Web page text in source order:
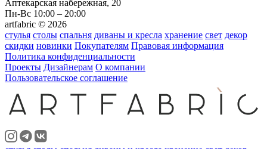
Аптекарская набережная, 20
Пн-Вс 10:00 – 20:00
artfabric © 2026
стулья столы спальня диваны и кресла хранение свет декор
скидки новинки Покупателям Правовая информация
Политика конфиденциальности
Проекты Дизайнерам О компании
Пользовательское соглашение